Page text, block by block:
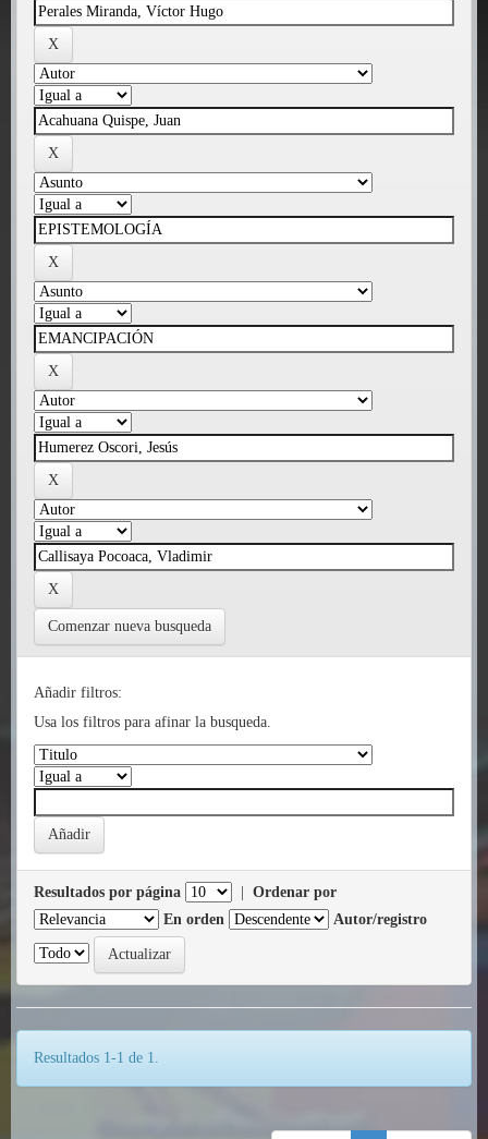
Comenzar nueva busqueda
Añadir filtros:
Usa los filtros para afinar la busqueda.
Resultados por página
Ordenar por
En orden
Autor/registro
Resultados 1-1 de 1.